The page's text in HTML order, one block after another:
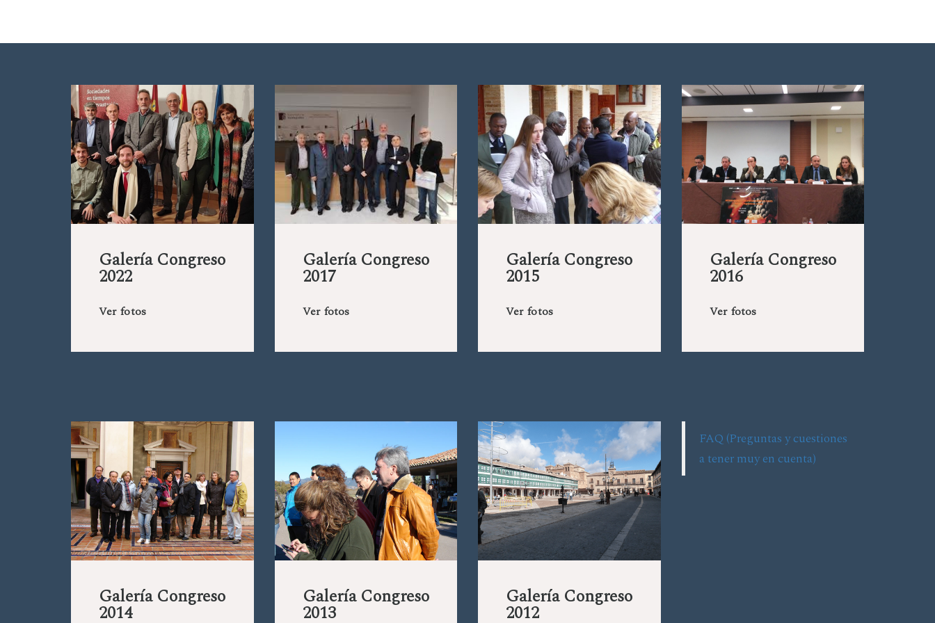
Galería Congreso
2022
Ver fotos
Galería Congreso
2017
Ver fotos
Galería Congreso
2015
Ver fotos
Galería Congreso
2016
Ver fotos
Galería Congreso
2014
Galería Congreso
2013
Galería Congreso
2012
FAQ (Preguntas y cuestiones
a tener muy en cuenta)